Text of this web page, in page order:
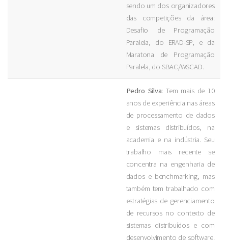
sendo um dos organizadores
das competições da área:
Desafio de Programação
Paralela, do ERAD-SP, e da
Maratona de Programação
Paralela, do SBAC/WSCAD.
Pedro Silva: Tem mais de 10
anos de experiência nas áreas
de processamento de dados
e sistemas distribuídos, na
academia e na indústria. Seu
trabalho mais recente se
concentra na engenharia de
dados e benchmarking, mas
também tem trabalhado com
estratégias de gerenciamento
de recursos no contexto de
sistemas distribuídos e com
desenvolvimento de software.